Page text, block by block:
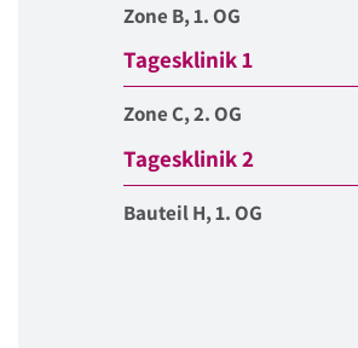
Zone B, 1. OG
Tagesklinik 1
Zone C, 2. OG
Tagesklinik 2
Bauteil H, 1. OG